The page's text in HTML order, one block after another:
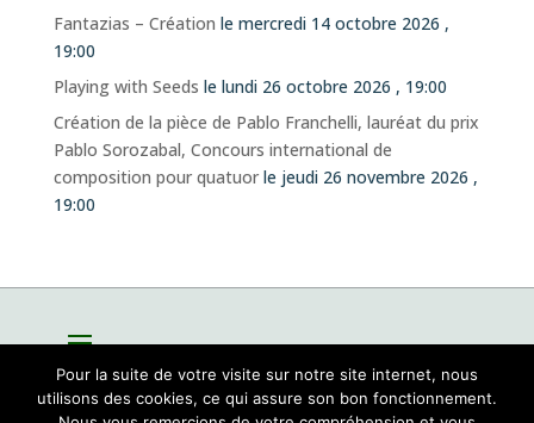
Fantazias – Création le mercredi 14 octobre 2026 ,
19:00
Playing with Seeds le lundi 26 octobre 2026 , 19:00
Création de la pièce de Pablo Franchelli, lauréat du prix
Pablo Sorozabal, Concours international de
composition pour quatuorle jeudi 26 novembre 2026 ,
19:00
Pour la suite de votre visite sur notre site internet, nous
utilisons des cookies, ce qui assure son bon fonctionnement.